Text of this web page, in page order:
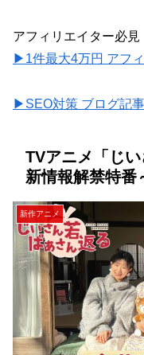
アフィリエイター必見
▶1件最大4万円 アフ
▶SEO対策 ブログ記
TVアニメ「じ
新情報解禁特番
新作アニメ